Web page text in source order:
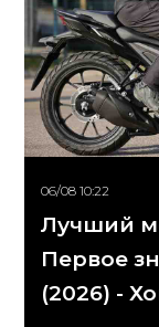
06/08 10:22
Лучший
Первое
(2026) -